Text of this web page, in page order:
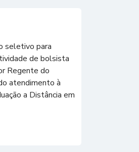
seletivo para
de bolsista
Regente do
atendimento à
a Distância em